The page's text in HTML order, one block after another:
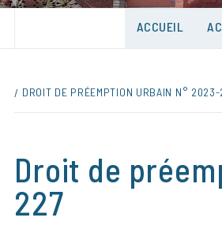
UNE VILLE DANS UN PARC
ACCUEIL
DROIT DE PRÉEMPTION URBAIN N°
Droit de
227